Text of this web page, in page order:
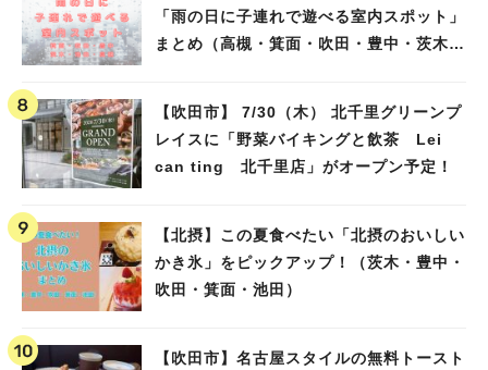
「雨の日に子連れで遊べる室内スポット」
まとめ（高槻・箕面・吹田・豊中・茨木・
【吹田市】 7/30（木） 北千里グリーンプ
レイスに「野菜バイキングと飲茶 Lei
can ting 北千里店」がオープン予定！
【北摂】この夏食べたい「北摂のおいしい
かき氷」をピックアップ！（茨木・豊中・
吹田・箕面・池田）
【吹田市】名古屋スタイルの無料トースト